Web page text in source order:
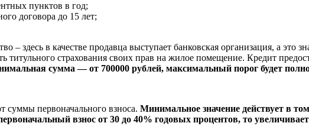
пунктов в год;
договора до 15 лет;
– здесь в качестве продавца выступает банковская организация, а это
титульного страхования своих прав на жилое помещение. Кредит
сумма — от 700000 рублей, максимальный порог будет
суммы первоначального взноса. Минимальное значение действует в
взнос от 30 до 40% годовых процентов, то